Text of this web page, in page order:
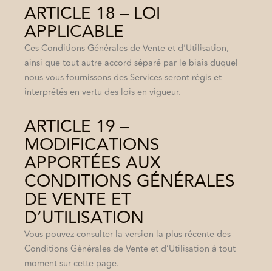
ARTICLE 18 – LOI
APPLICABLE
Ces Conditions Générales de Vente et d’Utilisation,
ainsi que tout autre accord séparé par le biais duquel
nous vous fournissons des Services seront régis et
interprétés en vertu des lois en vigueur.
ARTICLE 19 –
MODIFICATIONS
APPORTÉES AUX
CONDITIONS GÉNÉRALES
DE VENTE ET
D’UTILISATION
Vous pouvez consulter la version la plus récente des
Conditions Générales de Vente et d’Utilisation à tout
moment sur cette page.